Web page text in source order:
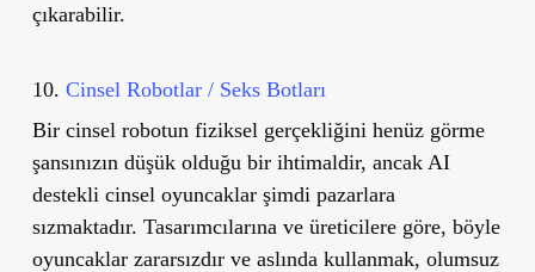
çıkarabilir.
10. Cinsel Robotlar / Seks Botları
Bir cinsel robotun fiziksel gerçekliğini henüz görme
şansınızın düşük olduğu bir ihtimaldir, ancak AI
destekli cinsel oyuncaklar şimdi pazarlara
sızmaktadır. Tasarımcılarına ve üreticilere göre, böyle
oyuncaklar zararsızdır ve aslında kullanmak, olumsuz